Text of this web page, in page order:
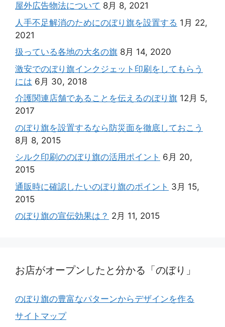
屋外広告物法について 8月 8, 2021
人手不足解消のためにのぼり旗を設置する 1月 22,
2021
扱っている各地の大名の旗 8月 14, 2020
激安でのぼり旗インクジェット印刷をしてもらう
には 6月 30, 2018
介護関連店舗であることを伝えるのぼり旗 12月 5,
2017
のぼり旗を設置するなら防災面を徹底しておこう
8月 8, 2015
シルク印刷ののぼり旗の活用ポイント 6月 20,
2015
通販時に確認したいのぼり旗のポイント 3月 15,
2015
のぼり旗の宣伝効果は？ 2月 11, 2015
お店がオープンしたと分かる「のぼり」
のぼり旗の豊富なパターンからデザインを作る
サイトマップ